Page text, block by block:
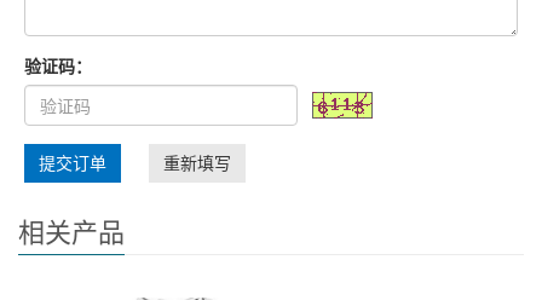
验证码：
提交订单 重新填写
相关产品